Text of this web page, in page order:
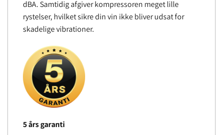
dBA. Samtidig afgiver kompressoren meget lille
rystelser, hvilket sikre din vin ikke bliver udsat for
skadelige vibrationer.
5 års garanti